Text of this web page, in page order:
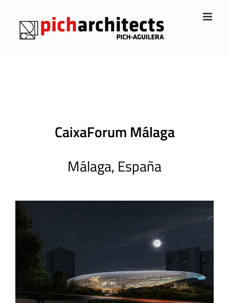
contenido
CaixaForum Málaga
Málaga, España